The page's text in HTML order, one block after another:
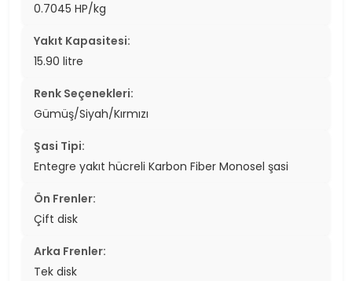
0.7045 HP/kg
Yakıt Kapasitesi:
15.90 litre
Renk Seçenekleri:
Gümüş/Siyah/Kırmızı
Şasi Tipi:
Entegre yakıt hücreli Karbon Fiber Monosel şasi
Ön Frenler:
Çift disk
Arka Frenler:
Tek disk